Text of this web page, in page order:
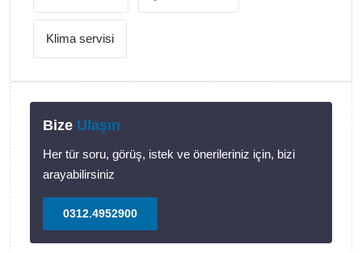
Klima servisi
Bize Ulaşın
Her tür soru, görüş, istek ve önerileriniz için, bizi
arayabilirsiniz
0312.4952900